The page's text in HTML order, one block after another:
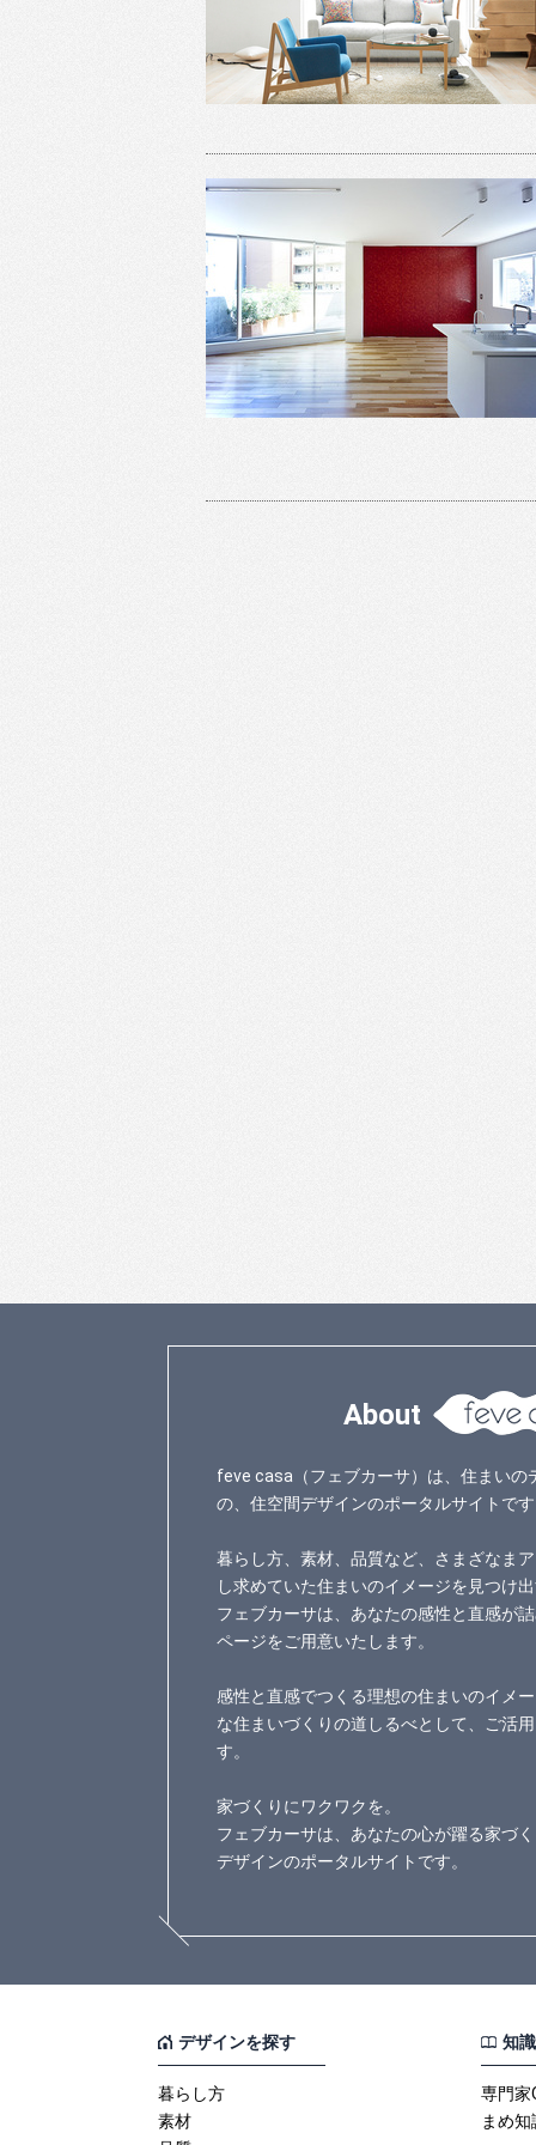
About
feve casa（フェブカーサ）は、住まいの
の、住空間デザインのポータルサイトで
暮らし方、素材、品質など、さまざなま
し求めていた住まいのイメージを見つけ
フェブカーサは、あなたの感性と直感が
ページをご用意いたします。
感性と直感でつくる理想の住まいのイメ
な住まいづくりの道しるべとして、ご活
す。
家づくりにワクワクを。
フェブカーサは、あなたの心が躍る家づ
デザインのポータルサイトです。
デザインを探す
暮らし方
素材
知
専門家
まめ知